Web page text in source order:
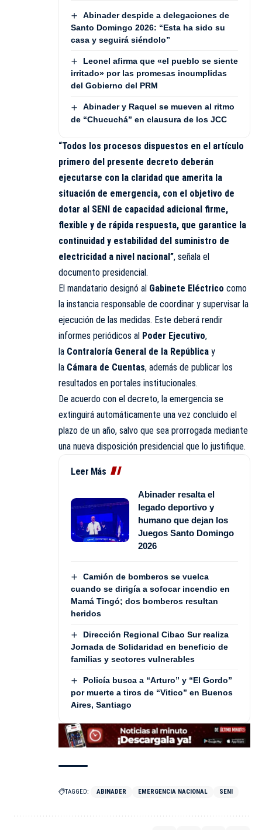
Abinader despide a delegaciones de
Santo Domingo 2026: “Esta ha sido su
casa y seguirá siéndolo”
Leonel afirma que «el pueblo se siente
irritado» por las promesas incumplidas
del Gobierno del PRM
Abinader y Raquel se mueven al ritmo
de “Chucuchá” en clausura de los JCC
“Todos los procesos dispuestos en el artículo
primero del presente decreto deberán
ejecutarse con la claridad que amerita la
situación de emergencia, con el objetivo de
dotar al SENI de capacidad adicional firme,
flexible y de rápida respuesta, que garantice la
continuidad y estabilidad del suministro de
electricidad a nivel nacional”, señala el
documento presidencial.
El mandatario designó al Gabinete Eléctrico como
la instancia responsable de coordinar y supervisar la
ejecución de las medidas. Este deberá rendir
informes periódicos al Poder Ejecutivo,
la Contraloría General de la República y
la Cámara de Cuentas, además de publicar los
resultados en portales institucionales.
De acuerdo con el decreto, la emergencia se
extinguirá automáticamente una vez concluido el
plazo de un año, salvo que sea prorrogada mediante
una nueva disposición presidencial que lo justifique.
Leer Más
Abinader resalta el
legado deportivo y
humano que dejan los
Juegos Santo Domingo
2026
Camión de bomberos se vuelca
cuando se dirigía a sofocar incendio en
Mamá Tingó; dos bomberos resultan
heridos
Dirección Regional Cibao Sur realiza
Jornada de Solidaridad en beneficio de
familias y sectores vulnerables
Policía busca a “Arturo” y “El Gordo”
por muerte a tiros de “Vitico” en Buenos
Aires, Santiago
TAGGED: ABINADER EMERGENCIA NACIONAL SENI